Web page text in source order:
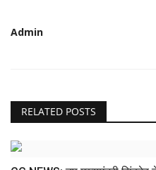
Admin
RELATED POSTS